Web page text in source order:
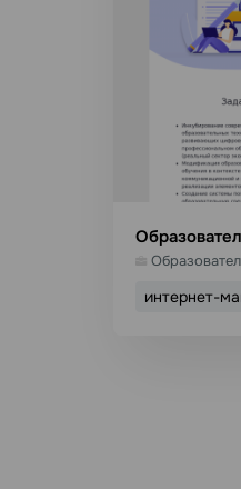
интернет-